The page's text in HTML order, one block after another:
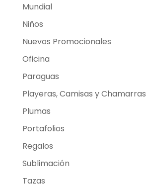
Mundial
Niños
Nuevos Promocionales
Oficina
Paraguas
Playeras, Camisas y Chamarras
Plumas
Portafolios
Regalos
Sublimación
Tazas